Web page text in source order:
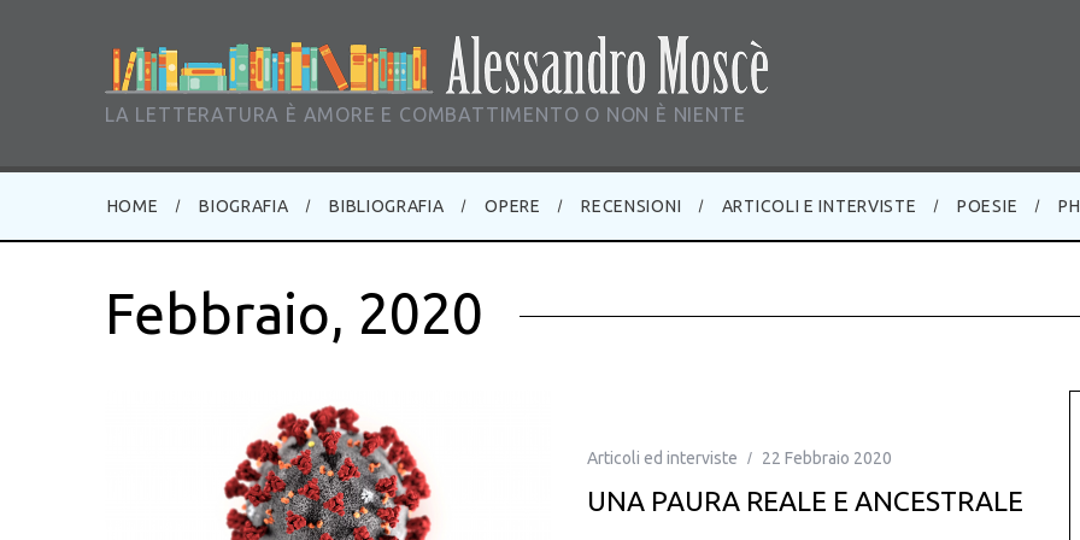
LA LETTERATURA È AMORE E COMBATTIMENTO O NON È NIENTE
HOME
BIOGRAFIA BIBLIOGRAFIA OPERE RECENSIONI ARTICOLI E INTERVISTE POESIE
Febbraio, 2020
Articoli ed interviste 22 Febbraio 2020
UNA PAURA REALE E ANCESTRALE